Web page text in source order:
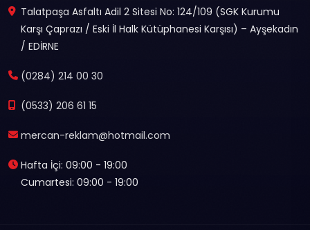
Talatpaşa Asfaltı Adil 2 Sitesi No: 124/109 (SGK Kurumu
Karşı Çaprazı / Eski İl Halk Kütüphanesi Karşısı) – Ayşekadın
/ EDİRNE
(0284) 214 00 30
(0533) 206 61 15
mercan-reklam@hotmail.com
Hafta İçi: 09:00 - 19:00
Cumartesi: 09:00 - 19:00